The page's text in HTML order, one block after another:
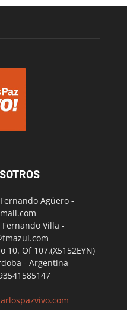
Agüero -
Villa -
10. Of 107.(X5152EYN)
- Argentina